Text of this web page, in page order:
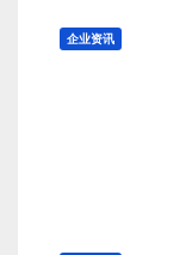
企业资讯